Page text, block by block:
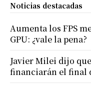
Noticias destacadas
Aumenta los FPS
GPU: ¿vale la pena?
Javier Milei dijo
financiarán el final